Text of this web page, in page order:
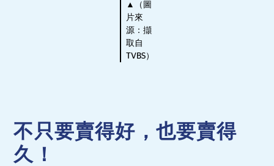
▲（圖
片來
源：擷
取自
TVBS）
不只要賣得好，也要賣得
久！